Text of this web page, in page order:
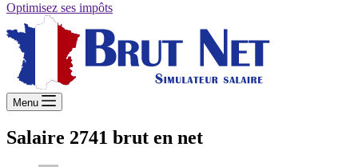
Optimisez ses impôts
Menu
Salaire 2741 brut en net